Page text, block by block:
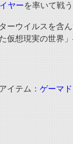
ヤーを率いて戦う
ーウイルスを含
仮想現実の世界
イテム： ゲーマ